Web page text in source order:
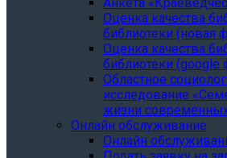
Oценка качества
библиотеки (новая
Oценка качества
библиотеки (google
Областное
исследование
жизни
Онлайн обслуживание
Онлайн